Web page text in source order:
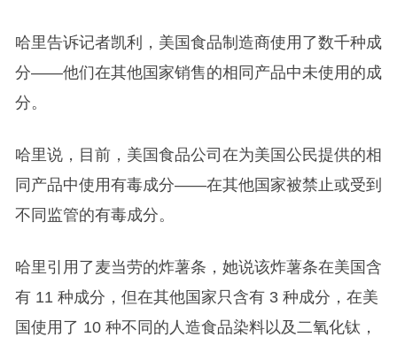
哈里告诉记者凯利，美国食品制造商使用了数千种成
分——他们在其他国家销售的相同产品中未使用的成
分。
哈里说，目前，美国食品公司在为美国公民提供的相
同产品中使用有毒成分——在其他国家被禁止或受到
不同监管的有毒成分。
哈里引用了麦当劳的炸薯条，她说该炸薯条在美国含
有 11 种成分，但在其他国家只含有 3 种成分，在美
国使用了 10 种不同的人造食品染料以及二氧化钛，